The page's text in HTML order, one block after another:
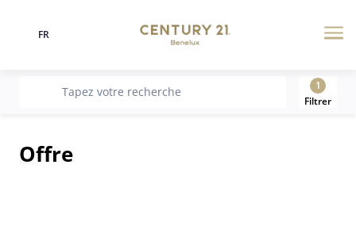
Langue
FR
recherche
Tapez votre recherche
1
Filtrer
Offre